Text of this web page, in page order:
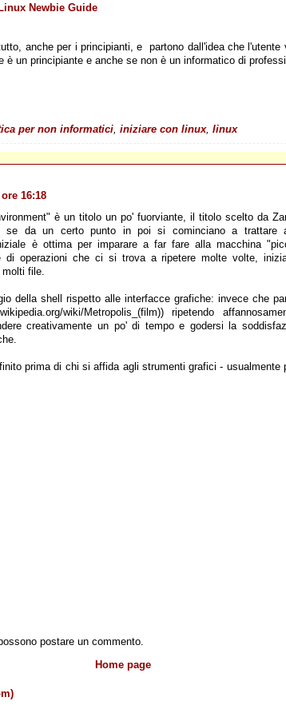
Newbie Guide
anche per i principianti, e partono dall'idea che l'utente
un principiante e anche se non è un informatico di
per non informatici ,iniziare con linux,linux
16:18
è un titolo un po' fuorviante, il titolo scelto da
se da un certo punto in poi si cominciano a trattare
è ottima per imparare a far fare alla macchina
di operazioni che ci si trova a ripetere molte volte,
file.
della shell rispetto alle interfacce grafiche: invece che
wiki/Metropolis_(film)) ripetendo
creativamente un po' di tempo e godersi la
prima di chi si affida agli strumenti grafici - usualmente
postare un commento.
Home page